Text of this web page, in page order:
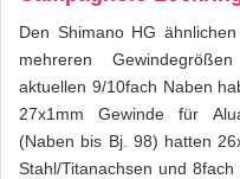
Den Shimano HG
mehreren
aktuellen 9/10fach Naben
27x1mm Gewinde für
(Naben bis Bj. 98) hatten
Stahl/Titanachsen und